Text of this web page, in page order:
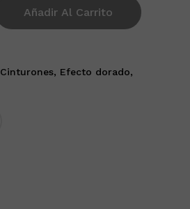
Añadir Al Carrito
Cinturones, Efecto dorado,